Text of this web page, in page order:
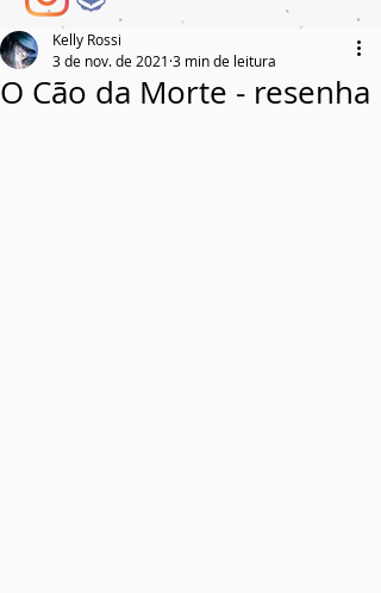
O Cão da Morte - resenha
Kelly Rossi
3 de nov. de 2021 3 min de leitura